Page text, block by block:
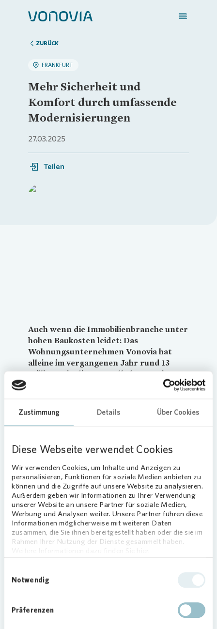
Zustimmung Details Über Cookies
Diese Webseite verwendet Cookies
Wir verwenden Cookies, um Inhalte und Anzeigen zu
personalisieren, Funktionen für soziale Medien anbieten zu
können und die Zugriffe auf unsere Website zu analysieren.
Außerdem geben wir Informationen zu Ihrer Verwendung
unserer Website an unsere Partner für soziale Medien,
Werbung und Analysen weiter. Unsere Partner führen diese
Informationen möglicherweise mit weiteren Daten
zusammen, die Sie ihnen bereitgestellt haben oder die sie im
Rahmen Ihrer Nutzung der Dienste gesammelt haben.
Notwendig
Präferenzen
Zuhause finden
Mein Zuhause
Meine Stadt
ZURÜCK
FRANKFURT
Mehr Sicherheit und
Komfort durch umfassende
Modernisierungen
27.03.2025
Teilen
Auch wenn die Immobilienbranche unter
hohen Baukosten leidet: Das
Wohnungsunternehmen Vonovia hat
alleine im vergangenen Jahr rund 13
Millionen in die Instandhaltung seiner
Gebäude in Frankfurt investiert. Dazu
Austausch von Fenstern oder ein
verbesserter Brandschutz.
„Investitionen in die Instandhaltung machen
sagtVonoviaRegionalbereichsleiter Henning
Schulze. „Zudem senken wir damit den
Energieverbrauch für Heizung und Kühlung und
verfolgen damit konsequent unseren selbst
gesteckten Klimapfad.“
Instandhaltung, Modernisierung und
Neubau
der Ziegenhainer Straße hat
Auch in diesem Jahr wird
wieder mehrere